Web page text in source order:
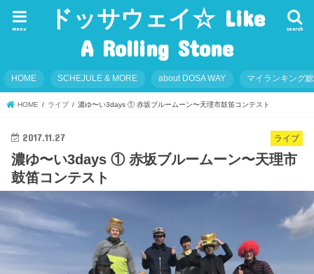
ドッサウェイ☆ Like
A Rolling Stone
search
menu
HOME SCHEJULE & MORE about DOSA WAY マイランキング
HOME ライブ 濃ゆ〜い3days ① 赤坂ブルームーン〜天理市鼓笛コンテスト
ライブ
2017.11.27
濃ゆ〜い3days ① 赤坂ブルームーン〜天理市
鼓笛コンテスト